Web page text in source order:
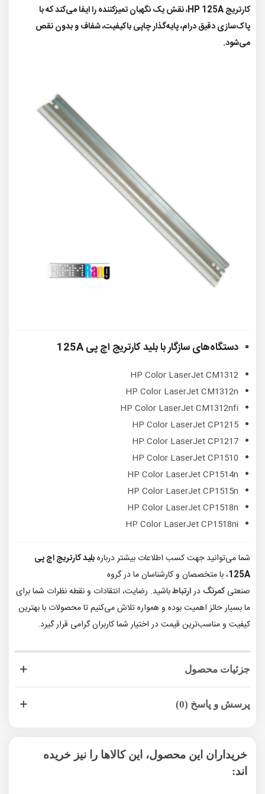
کارتریج HP 125A، نقش یک نگهبان تمیزکننده را ایفا می‌کند که با
پاک‌سازی دقیق درام، پایه‌گذار چاپی باکیفیت، شفاف و بدون نقص
می‌شود.
دستگاه‌های سازگار بابلید کارتریج اچ پی 125A
HP Color LaserJet CM1312
HP Color LaserJet CM1312n
HP Color LaserJet CM1312nfi
HP Color LaserJet CP1215
HP Color LaserJet CP1217
HP Color LaserJet CP1510
HP Color LaserJet CP1514n
HP Color LaserJet CP1515n
HP Color LaserJet CP1518n
HP Color LaserJet CP1518ni
شما می‌توانید جهت کسب اطلاعات بیشتر دربارهبلید کارتریج اچ پی
125A، با متخصصان و کارشناسان ما در گروه
صنعتیکمرنگ درارتباطباشید. رضایت، انتقادات و نقطه نظرات شما برای
ما بسیار حائز اهمیت بوده و همواره تلاش می‌کنیم تا محصولات با بهترین
کیفیت و مناسب‌ترین قیمت در اختیار شما کاربران گرامی قرار گیرد.
جزئیات محصول
پرسش و پاسخ (0)
خریداران این محصول، این کالاها را نیز خریده
اند: